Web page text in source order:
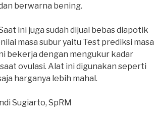
berwarna bening.
ini juga sudah dijual bebas diapotik
masa subur yaitu Test prediksi masa
bekerja dengan mengukur kadar
ovulasi. Alat ini digunakan seperti
harganya lebih mahal.
Sugiarto, SpRM